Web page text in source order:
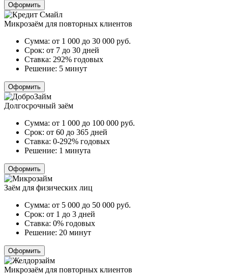
Оформить
Микрозаём для повторных клиентов
Сумма: от 1 000 до 30 000 руб.
Срок: от 7 до 30 дней
Ставка: 292% годовых
Решение: 5 минут
Оформить
Долгосрочный заём
Сумма: от 1 000 до 100 000 руб.
Срок: от 60 до 365 дней
Ставка: 0-292% годовых
Решение: 1 минута
Оформить
Заём для физических лиц
Сумма: от 5 000 до 50 000 руб.
Срок: от 1 до 3 дней
Ставка: 0% годовых
Решение: 20 минут
Оформить
Микрозаём для повторных клиентов